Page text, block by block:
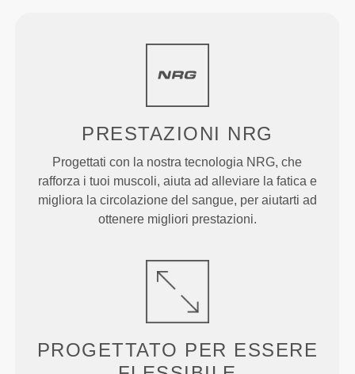
PRESTAZIONI NRG
Progettati con la nostra tecnologia NRG, che
rafforza i tuoi muscoli, aiuta ad alleviare la fatica e
migliora la circolazione del sangue, per aiutarti ad
ottenere migliori prestazioni.
PROGETTATO PER ESSERE